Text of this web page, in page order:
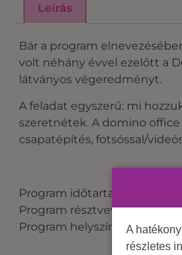
Leírás
Bár a program
volt néhány évvel ezelőtt a
látványos végeredményt.
A feladat egyszerű: mi
szeretnétek. A domino
csapatépítés, fotsóssal/
Program időtartama: 3-6 óra
Program résztvevőinek
Program helyszíne: beltér,
A
részletes